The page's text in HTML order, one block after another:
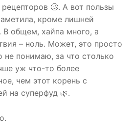
🥴. А вот пользы
кроме лишней
В общем, хайпа много, а
– ноль. Может, это просто
не понимаю, за что столько
уж что-то более
чем этот корень с
на суперфуд 🌿.